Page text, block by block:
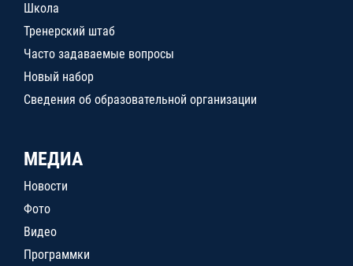
Школа
Тренерский штаб
Часто задаваемые вопросы
Новый набор
Сведения об образовательной организации
МЕДИА
Новости
Фото
Видео
Программки